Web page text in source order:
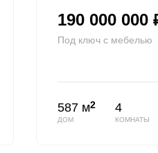
190 000 000
Под ключ с мебелью
587 м2
ДОМ
4
КОМНАТЫ